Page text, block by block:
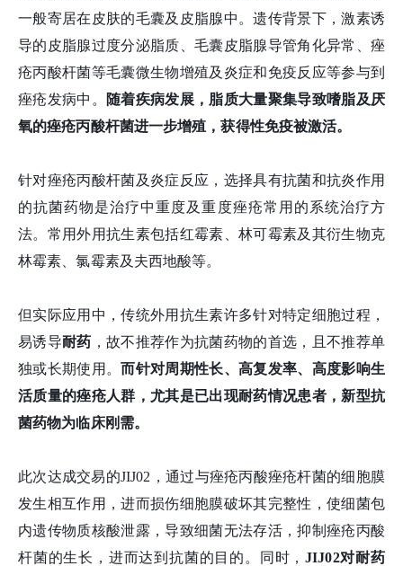
一般寄居在皮肤的毛囊及皮脂腺中。遗传背景下，激素诱
导的皮脂腺过度分泌脂质、毛囊皮脂腺导管角化异常、痤
疮丙酸杆菌等毛囊微生物增殖及炎症和免疫反应等参与到
痤疮发病中。
随着疾病发展，脂质大量聚集导致嗜脂及厌
氧的痤疮丙酸杆菌进一步增殖，获得性免疫被激活。
针对痤疮丙酸杆菌及炎症反应，选择具有抗菌和抗炎作用
的抗菌药物是治疗中重度及重度痤疮常用的系统治疗方
法。常用外用抗生素包括红霉素、林可霉素及其衍生物克
林霉素、氯霉素及夫西地酸等。
但实际应用中，传统外用抗生素许多针对特定细胞过程，
易诱导耐药 ，故不推荐作为抗菌药物的首选，且不推荐单
独或长期使用。而针对周期性长、高复发率、高度影响生
活质量的痤疮人群，尤其是已出现耐药情况患者，新型抗
菌药物为临床刚需。
此次达成交易的JIJ02，通过与痤疮丙酸痤疮杆菌的细胞膜
发生相互作用，进而损伤细胞膜破坏其完整性，使细菌包
内遗传物质核酸泄露，导致细菌无法存活，抑制痤疮丙酸
杆菌的生长，进而达到抗菌的目的。同时，JIJ02对耐药